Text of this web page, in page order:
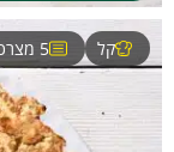
קל 5 מצרכים